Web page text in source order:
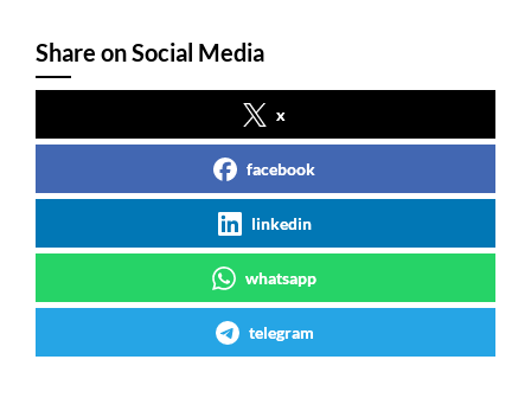
Share on Social Media
x
facebook
linkedin
whatsapp
telegram